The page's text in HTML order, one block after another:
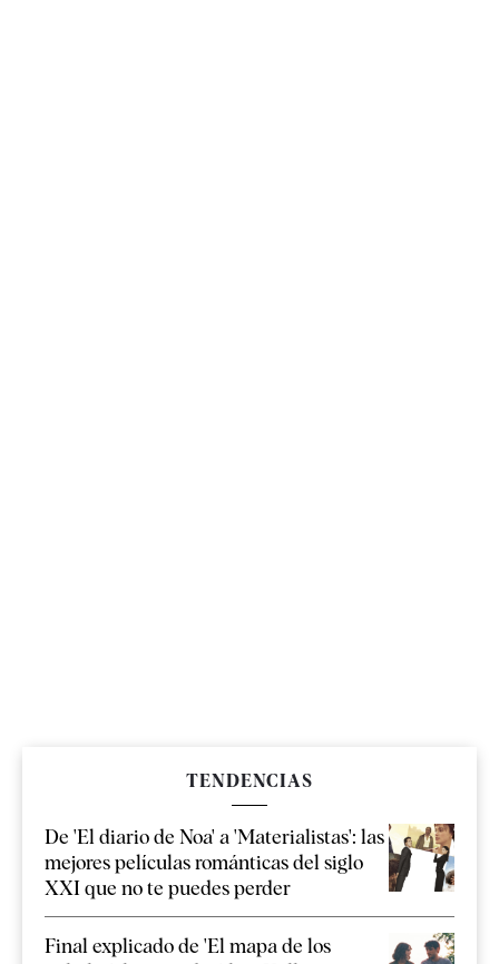
TENDENCIAS
De 'El diario de Noa' a 'Materialistas': las
mejores películas románticas del siglo
XXI que no te puedes perder
Final explicado de 'El mapa de los